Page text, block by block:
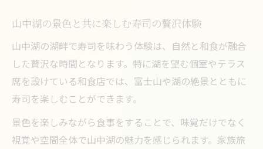
山中湖の景色と共に楽しむ寿司の贅沢体験
山中湖の湖畔で寿司を味わう体験は、自然と和食が融合
した贅沢な時間となります。特に湖を望む個室やテラス
席を設けている和食店では、富士山や湖の絶景とともに
寿司を楽しむことができます。
景色を楽しみながら食事をすることで、味覚だけでなく
視覚や空間全体で山中湖の魅力を感じられます。家族旅